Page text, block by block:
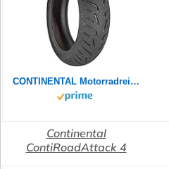
CONTINENTAL Motorradreifen 180/55 ZR 17 M/C TL (73W) CONTIROADATTACK 4 GT
Continental
ContiRoadAttack 4